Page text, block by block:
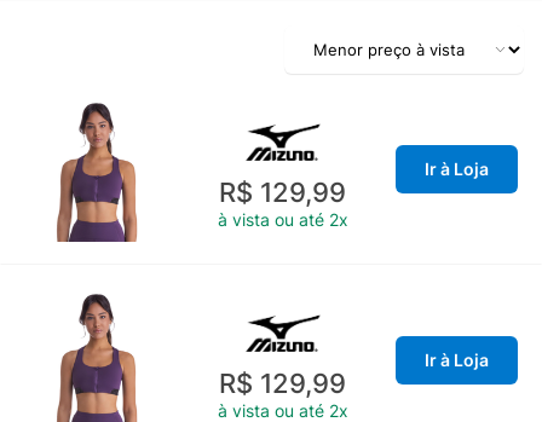
R$ 129,99
à vista ou até 2x
Ir à Loja
R$ 129,99
à vista ou até 2x
Ir à Loja